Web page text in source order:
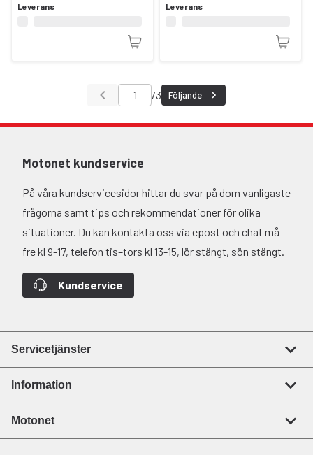
Leverans Leverans
/3 Följande
Motonet kundservice
På våra kundservicesidor hittar du svar på dom vanligaste
frågorna samt tips och rekommendationer för olika
situationer. Du kan kontakta oss via epost och chat må-
fre kl 9-17, telefon tis–tors kl 13-15, lör stängt, sön stängt.
Kundservice
Servicetjänster
Information
Motonet